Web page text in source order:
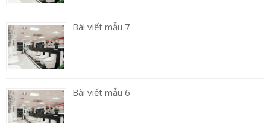
Bài viết mẫu 7
Bài viết mẫu 6